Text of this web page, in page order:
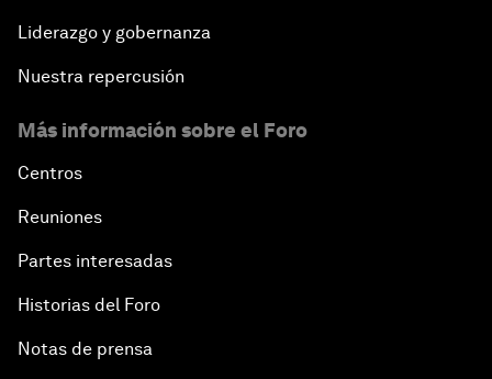
Liderazgo y gobernanza
Nuestra repercusión
Más información sobre el Foro
Centros
Reuniones
Partes interesadas
Historias del Foro
Notas de prensa